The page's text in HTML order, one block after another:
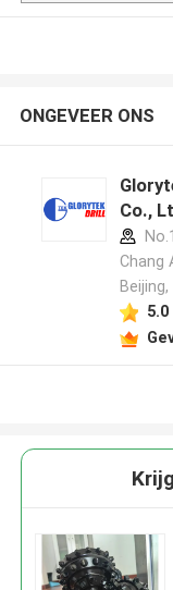
ONGEVEER ONS
Co.,
Chang
5.0